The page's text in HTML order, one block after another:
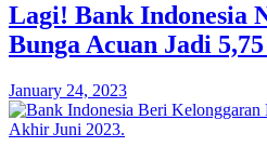
Lagi! Bank Indonesia
Bunga Acuan Jadi
January 24, 2023